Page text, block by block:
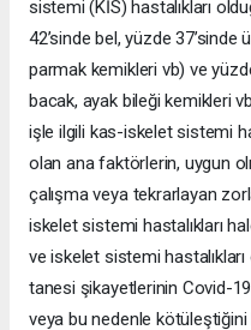
sistemi (KİS) hastalıkları
42’sinde bel, yüzde
parmak kemikleri vb) ve
bacak, ayak bileği kemikleri
işle ilgili kas-iskelet sistemi
olan ana faktörlerin, uygun
çalışma veya tekrarlayan
iskelet sistemi hastalıkları
ve iskelet sistemi hastalıkları
tanesi şikayetlerinin Covid-
veya bu nedenle kötüleştiğini